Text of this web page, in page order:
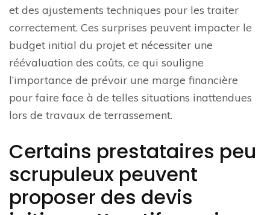
et des ajustements techniques pour les traiter
correctement. Ces surprises peuvent impacter le
budget initial du projet et nécessiter une
réévaluation des coûts, ce qui souligne
l’importance de prévoir une marge financière
pour faire face à de telles situations inattendues
lors de travaux de terrassement.
Certains prestataires peu
scrupuleux peuvent
proposer des devis